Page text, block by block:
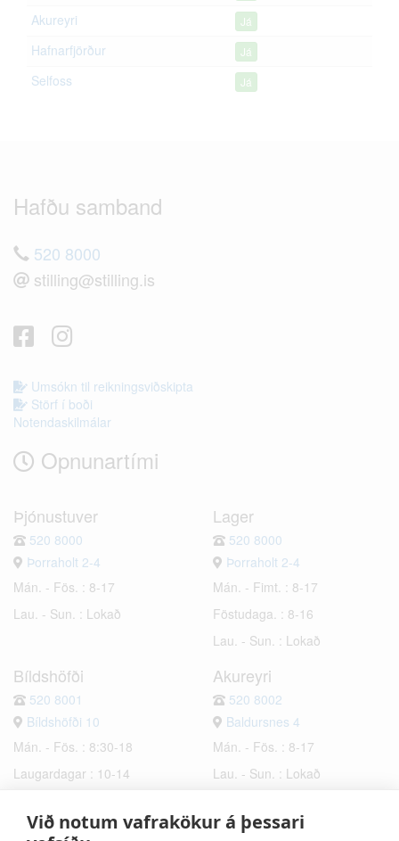
Við notum vafrakökur á þessari
Akureyri Já
Hafnarfjörður Já
Selfoss Já
Hafðu samband
520 8000
stilling@stilling.is
Umsókn til reikningsviðskipta
Störf í boði
Notendaskilmálar
Opnunartími
Þjónustuver
520 8000
Þorraholt 2-4
Mán. - Fös. : 8-17
Lau. - Sun. : Lokað
Lager
520 8000
Þorraholt 2-4
Mán. - Fimt. : 8-17
Föstudaga. : 8-16
Lau. - Sun. : Lokað
Bíldshöfði
520 8001
Bíldshöfði 10
Mán. - Fös. : 8:30-18
Laugardagar : 10-14
Akureyri
520 8002
Baldursnes 4
Mán. - Fös. : 8-17
Lau. - Sun. : Lokað
Hafnarfjörður Selfoss